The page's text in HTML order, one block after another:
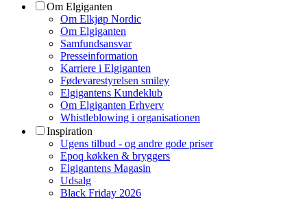
Om Elgiganten
Om Elkjøp Nordic
Om Elgiganten
Samfundsansvar
Presseinformation
Karriere i Elgiganten
Fødevarestyrelsen smiley
Elgigantens Kundeklub
Om Elgiganten Erhverv
Whistleblowing i organisationen
Inspiration
Ugens tilbud - og andre gode priser
Epoq køkken & bryggers
Elgigantens Magasin
Udsalg
Black Friday 2026